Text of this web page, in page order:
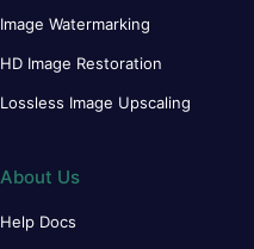
Image Watermarking
HD Image Restoration
Lossless Image Upscaling
About Us
Help Docs